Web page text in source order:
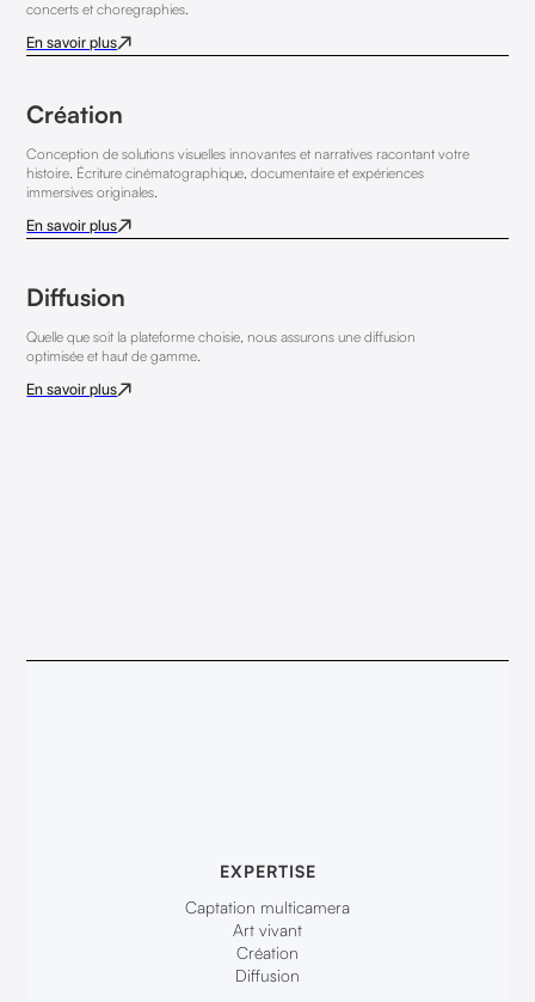
concerts et choregraphies.
En savoir plus
Création
Conception de solutions visuelles innovantes et narratives racontant votre
histoire. Écriture cinématographique, documentaire et expériences
immersives originales.
En savoir plus
Diffusion
Quelle que soit la plateforme choisie, nous assurons une diffusion
optimisée et haut de gamme.
En savoir plus
EXPERTISE
Captation multicamera
Art vivant
Création
Diffusion